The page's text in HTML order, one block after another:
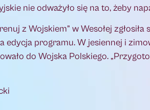
nie odważyło się na to, żeby
z Wojskiem” w Wesołej
programu. W jesiennej i
do Wojska Polskiego.